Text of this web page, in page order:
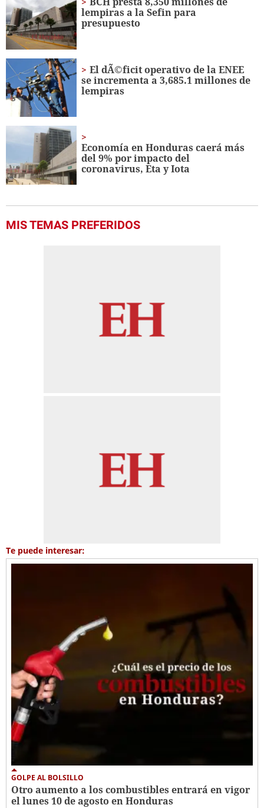
minutes,
57
seconds
lempiras a la Sefin para
presupuesto
El dÃ©ficit operativo de la ENEE
se incrementa a 3,685.1 millones de
lempiras
Economía en Honduras caerá más
del 9% por impacto del
coronavirus, Eta y Iota
MIS TEMAS PREFERIDOS
Te puede interesar:
GOLPE AL BOLSILLO
Otro aumento a los combustibles entrará en vigor
el lunes 10 de agosto en Honduras